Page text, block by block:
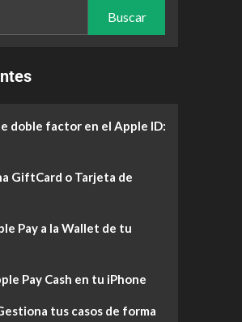
doble factor en el Apple ID:
GiftCard o Tarjeta de
Pay a la Wallet de tu
Pay Cash en tu iPhone
tus casos de forma